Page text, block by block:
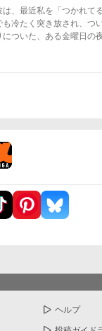
と囲い込まれる、じ
ブ。 ※この物語はフィクションで
物・団体・名称・出来事
は、最近私を「つかれて
冷たく突き放され、つ
ついた、ある金曜日の
ない結末を迎える。
ヘルプ